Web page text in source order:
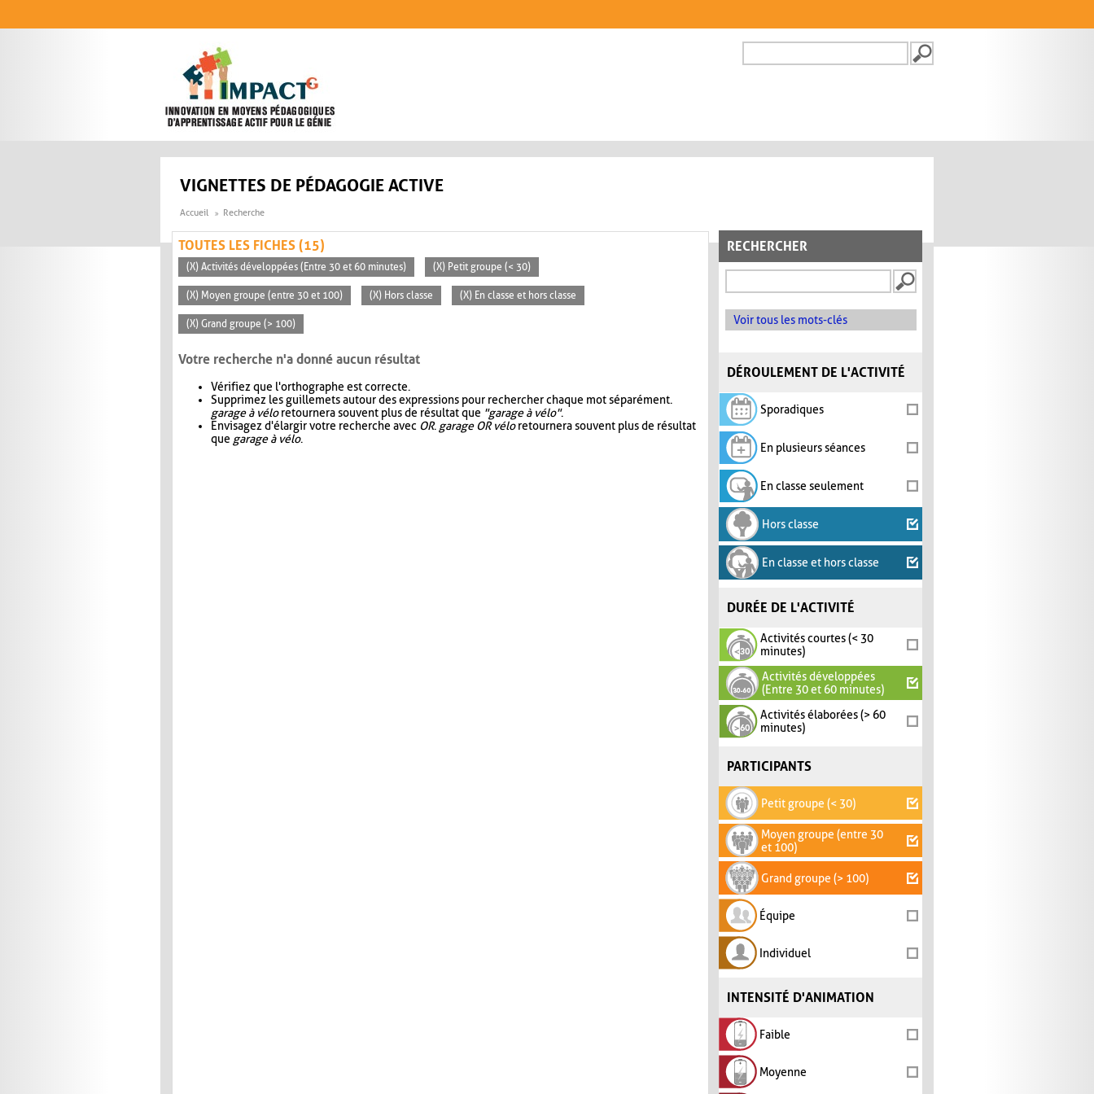
FORMULAIRE DE
VIGNETTES DE PÉDAGOGIE ACTIVE
Accueil Recherche
RECHERCHER
Voir tous les mots-clés
DÉROULEMENT DE L'ACTIVITÉ
Sporadiques
En plusieurs séances
En classe seulement
Hors classe
En classe et hors classe
DURÉE DE L'ACTIVITÉ
Activités courtes (< 30
minutes)
Activités développées
(Entre 30 et 60 minutes)
Activités élaborées (> 60
minutes)
PARTICIPANTS
Petit groupe (< 30)
Moyen groupe (entre 30
et 100)
Grand groupe (> 100)
Équipe
Individuel
INTENSITÉ D'ANIMATION
Faible
Moyenne
TOUTES LES FICHES (15)
(X) Activités développées (Entre 30 et 60 minutes) (X) Petit groupe (< 30)
(X) Moyen groupe (entre 30 et 100) (X) Hors classe (X) En classe et hors classe
(X) Grand groupe (> 100)
Votre recherche n'a donné aucun résultat
Vérifiez que l'orthographe est correcte.
Supprimez les guillemets autour des expressions pour rechercher chaque mot séparément.
garage à véloretournera souvent plus de résultat que "garage à vélo".
Envisagez d'élargir votre recherche avec OR. garage OR véloretournera souvent plus de résultat
que garage à vélo.